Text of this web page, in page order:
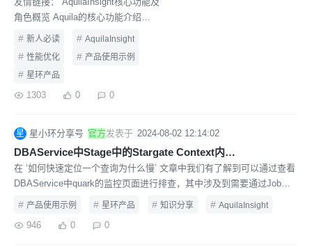
角色概览 Aquila的核心功能介绍
DBA Service的核心功能介绍 刚部署
如何通过Aquila Insight快速定位一个
查询为什么慢？ Aquila 添加自定义
监控信息和告警的示例 当
AquilaInsight进行排查？ 【产品使用
示例】使用Aquila Insight运维示例
（含演示视频） 排查方法 可以通过
Aquila对Insig
# 新人必读 # AquilaInsight
# 性能优化 # 产品使用示例
# 星环产品
1303 0 0
星 星小环分享号 官方发表于 2024-08-02 12:14:02
DBAService中Stage中的Stargate Context内容如何理解？
在 ‘如何快速定位一个查询为什么慢’ 文章中我们有了解到可以通过查看
DBAService中quark的监控页面进行排查，其中涉及到需要通过Job页
面的stage信息进行排查。 本篇文章我们将为读者应该如何解读Stage中
# 产品使用示例 # 星环产品 # 知识分享 # AquilaInsight
946 0 0